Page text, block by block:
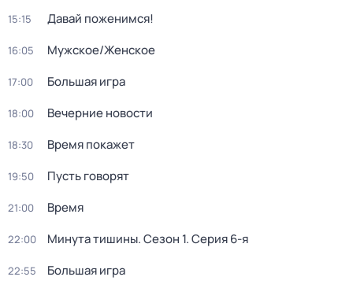
15:15 Давай поженимся!
16:05 Мужское/Женское
17:00 Большая игра
18:00 Вечерние новости
18:30 Время покажет
19:50 Пусть говорят
21:00 Время
22:00 Минута тишины. Сезон 1. Серия 6-я
22:55 Большая игра